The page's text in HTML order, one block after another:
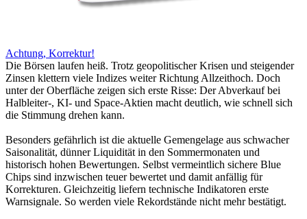
Achtung, Korrektur!
Die Börsen laufen heiß. Trotz geopolitischer Krisen und steigender
Zinsen klettern viele Indizes weiter Richtung Allzeithoch. Doch
unter der Oberfläche zeigen sich erste Risse: Der Abverkauf bei
Halbleiter-, KI- und Space-Aktien macht deutlich, wie schnell sich
die Stimmung drehen kann.
Besonders gefährlich ist die aktuelle Gemengelage aus schwacher
Saisonalität, dünner Liquidität in den Sommermonaten und
historisch hohen Bewertungen. Selbst vermeintlich sichere Blue
Chips sind inzwischen teuer bewertet und damit anfällig für
Korrekturen. Gleichzeitig liefern technische Indikatoren erste
Warnsignale. So werden viele Rekordstände nicht mehr bestätigt.